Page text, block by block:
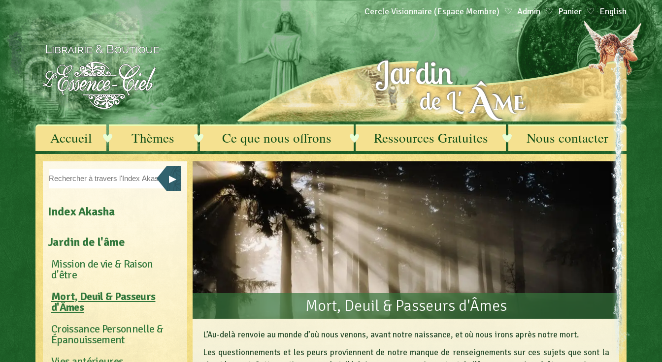
Cercle Visionnaire (Espace Membre) Admin Panier English
Jardin
de L' ÂME
Accueil Thèmes Ce que nous offrons Ressources Gratuites Nous contacter
Index Akasha
Jardin de l'âme
Mission de vie & Raison
d'être
Mort, Deuil & Passeurs
d'Âmes
Croissance Personnelle &
Épanouissement
Mort, Deuil & Passeurs d'Âmes
L’Au-delà renvoie au monde d’où nous venons, avant notre naissance, et où nous irons après notre mort.
Les questionnements et les peurs proviennent de notre manque de renseignements sur ces sujets que sont la